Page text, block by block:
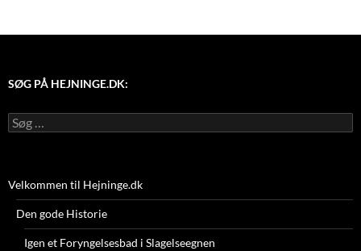
SØG PÅ HEJNINGE.DK:
Søg
efter:
Velkommen til Hejninge.dk
Den gode Historie
Igen et Foryngelsesbad i Slagelseegnen